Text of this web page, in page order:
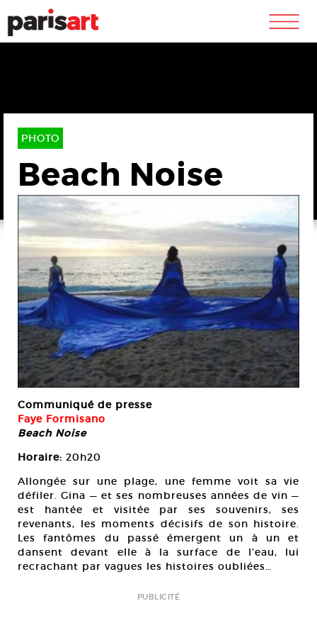
m
PHOTO
Beach Noise
Communiqué de presse
Faye Formisano
Beach Noise
Horaire: 20h20
Allongée sur une plage, une femme voit sa vie
défiler. Gina — et ses nombreuses années de vin —
est hantée et visitée par ses souvenirs, ses
revenants, les moments décisifs de son histoire.
Les fantômes du passé émergent un à un et
dansent devant elle à la surface de l’eau, lui
recrachant par vagues les histoires oubliées…
PUBLICITÉ